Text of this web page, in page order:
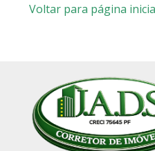
Voltar para página